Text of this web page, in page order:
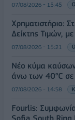
07/08/2026 - 15:45
Χρηματιστήριο:
Δείκτης Τιμών,
07/08/2026 - 15:21
Νέο κύμα
άνω των 40°C σε
07/08/2026 - 14:58
Fourlis:
Sofia South Ring